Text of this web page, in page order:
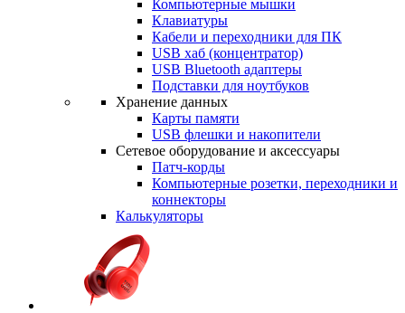
Компьютерные мышки
Клавиатуры
Кабели и переходники для ПК
USB хаб (концентратор)
USB Bluetooth адаптеры
Подставки для ноутбуков
Хранение данных
Карты памяти
USB флешки и накопители
Сетевое оборудование и аксессуары
Патч-корды
Компьютерные розетки, переходники и
коннекторы
Калькуляторы